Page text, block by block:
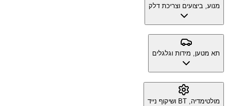
מנוע, ביצועים וצריכת דלק
תא מטען, מידות וגלגלים
מולטימדיה, BT ושיקוף נייד